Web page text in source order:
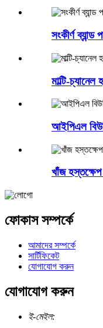
সংকীর্ণ ব্যান্ড
মাল্টি-চ্যানেল
আইপিএল
খাঁজ হস্তক্ষেপ
ফোকাস সম্পর্কে
আমাদের সম্পর্কে
সার্টিফিকেট
যোগাযোগ করুন
যোগাযোগ করুন
ই-মেইল: